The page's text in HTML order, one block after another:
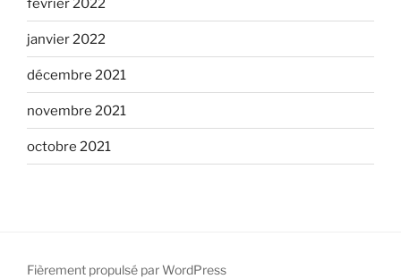
janvier 2022
décembre 2021
novembre 2021
octobre 2021
Fièrement propulsé par WordPress